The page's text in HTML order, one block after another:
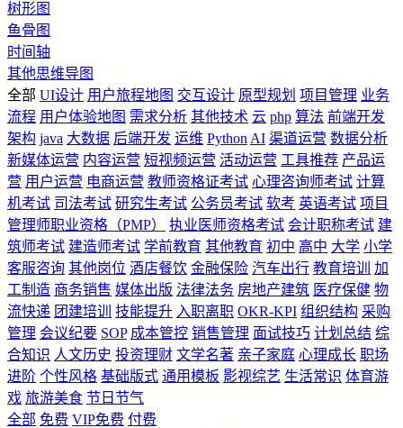
树形图
鱼骨图
时间轴
其他思维导图
全部 UI设计 用户旅程地图 交互设计 原型规划 项目管理 业务
流程 用户体验地图 需求分析 其他技术 云 php 算法 前端开发
架构 java 大数据 后端开发 运维 Python AI 渠道运营 数据分析
新媒体运营 内容运营 短视频运营 活动运营 工具推荐 产品运
营 用户运营 电商运营 教师资格证考试 心理咨询师考试 计算
机考试 司法考试 研究生考试 公务员考试 软考 英语考试 项目
管理师职业资格（PMP）
执业医师资格考试 会计职称考试 建
筑师考试 建造师考试 学前教育 其他教育 初中 高中 大学 小学
客服咨询 其他岗位 酒店餐饮 金融保险 汽车出行 教育培训
加
工制造 商务销售 媒体出版 法律法务 房地产建筑 医疗保健 物
流快递 团建培训 技能提升 入职离职 OKR-KPI 组织结构 采购
管理 会议纪要 SOP 成本管控 销售管理 面试技巧 计划总结 综
合知识 人文历史 投资理财 文学名著 亲子家庭 心理成长 职场
进阶 个性风格 基础版式 通用模板 影视综艺 生活常识 体育游
戏 旅游美食 节日节气
全部 免费 VIP免费 付费